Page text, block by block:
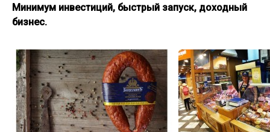
Минимум инвестиций, быстрый запуск, доходный
бизнес.